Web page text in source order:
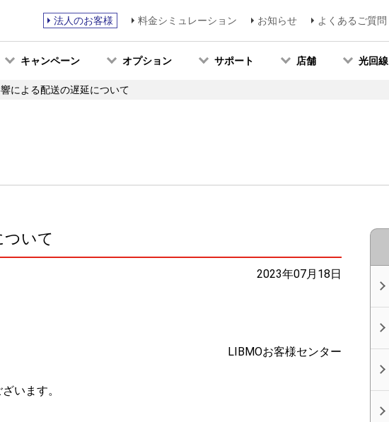
法人のお客様 料金シミュレーション お知らせ よくあるご質問
キャンペーン オプション サポート 店舗 光回線
による配送の遅延について
ついて
2023年07月18日
LIBMOお客様センター
います。